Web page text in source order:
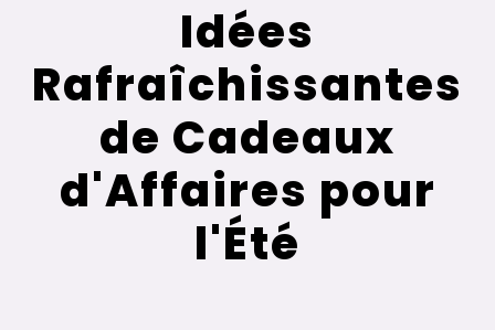
Idées
Rafraîchissantes
de Cadeaux
d'Affaires pour
l'Été